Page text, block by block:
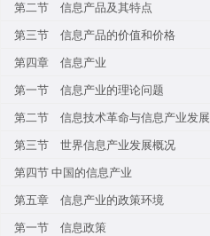
第二节 信息产品及其特点
第三节 信息产品的价值和价格
第四章 信息产业
第一节 信息产业的理论问题
第二节 信息技术革命与信息产业发展
第三节 世界信息产业发展概况
第四节 中国的信息产业
第五章 信息产业的政策环境
第一节 信息政策